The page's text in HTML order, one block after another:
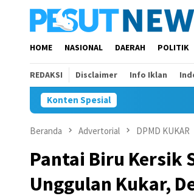
HOME NASIONAL DAERAH POLITIK
REDAKSI Disclaimer Info Iklan
Konten Spesial
Beranda Advertorial DPMD KUKAR
Pantai Biru Kersik
Unggulan Kukar,